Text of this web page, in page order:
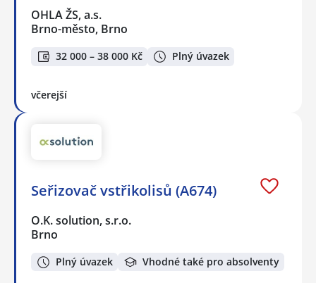
OHLA ŽS, a.s.
Brno-město, Brno
32 000 – 38 000 Kč Plný úvazek
včerejší
Seřizovač vstřikolisů (A674)
O.K. solution, s.r.o.
Brno
Plný úvazek Vhodné také pro absolventy